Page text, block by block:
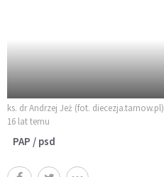
ks. dr Andrzej Jeż (fot. diecezja.tarnow.pl)
16 lat temu
PAP / psd